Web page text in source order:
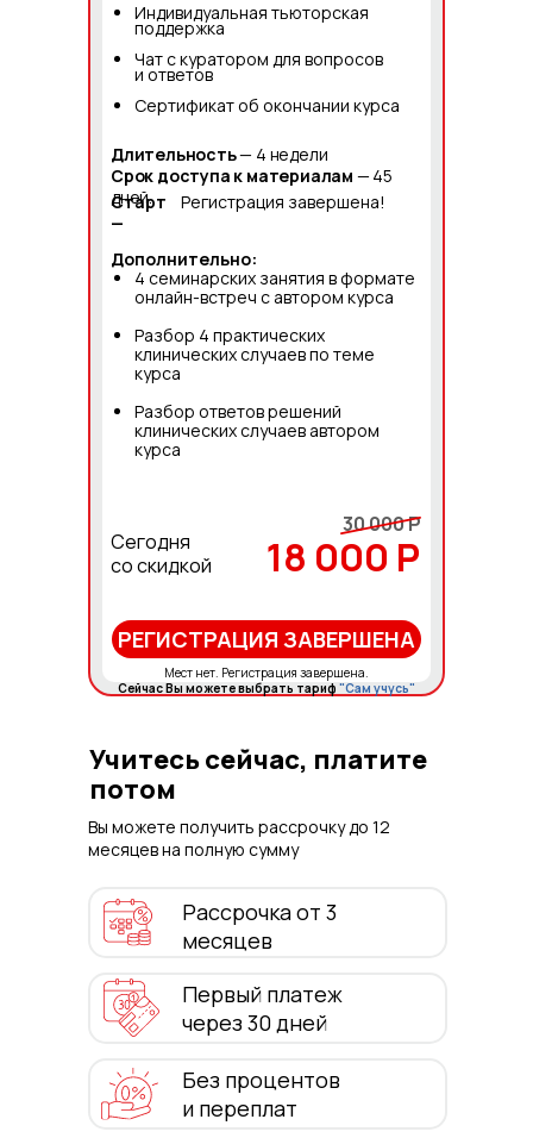
Индивидуальная тьюторская
поддержка
Чат с куратором для вопросов
и ответов
Сертификат об окончании курса
18 000 Р
30 000 Р
Сегодня
со скидкой
Старт
—
Регистрация завершена!
Длительность— 4 недели
Срок доступа к материалам — 45
дней.
Мест нет. Регистрация завершена.
Сейчас Вы можете выбрать тариф "Сам учусь"
РЕГИСТРАЦИЯ ЗАВЕРШЕНА
Дополнительно:
4 семинарских занятия в формате
онлайн-встреч с автором курса
Разбор 4 практических
клинических случаев по теме
курса
Разбор ответов решений
клинических случаев автором
курса
Учитесь сейчас, платите
потом
Вы можете получить рассрочку до 12
месяцев на полную сумму
Рассрочка от 3
месяцев
Первый платеж
через 30 дней
Без процентов
и переплат